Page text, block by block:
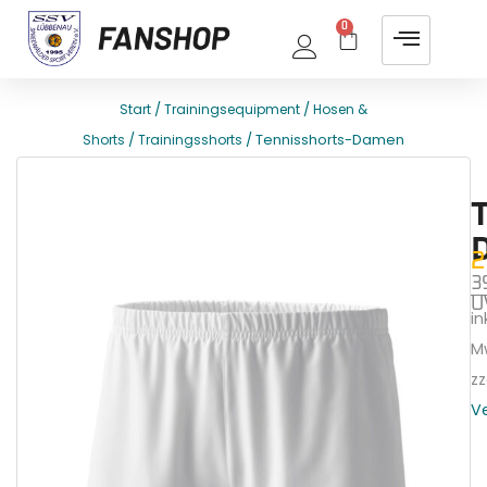
0
Start /Trainingsequipment /Hosen &
Shorts /Trainingsshorts / Tennisshorts-Damen